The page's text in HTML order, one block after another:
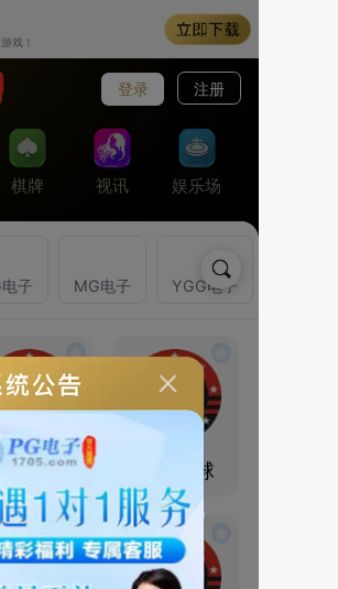
戏！
登录 注册
棋牌 视讯 娱乐场
子 MG电子 YGG电子
将胡了2 少林足球